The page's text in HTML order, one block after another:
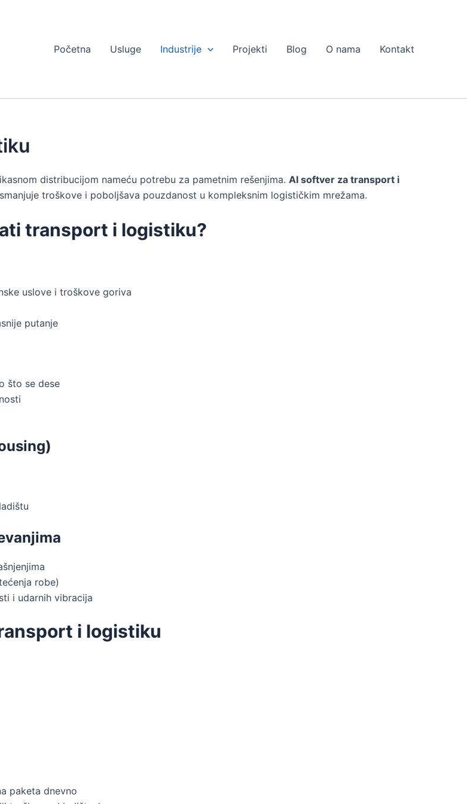
Početna
Usluge Industrije Projekti Blog O nama Kontakt
distribucijom nameću potrebu za pametnim rešenjima. AI softver za transport i
troškove i poboljšava pouzdanost u kompleksnim logističkim mrežama.
transport i logistiku?
uslove i troškove goriva
putanje
što se dese
robe)
i udarnih vibracija
i logistiku
paketa dnevno